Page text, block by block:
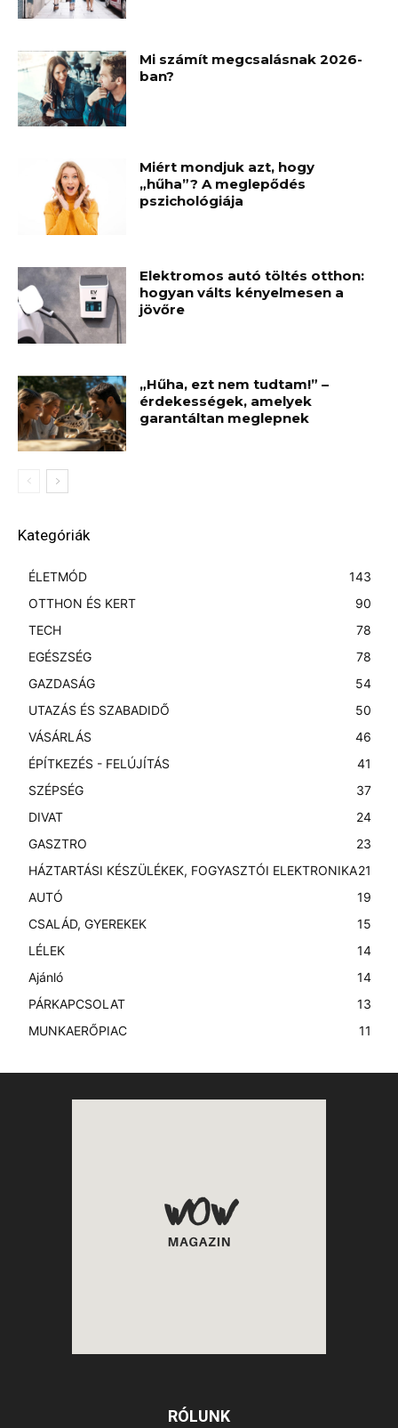
Mi számít megcsalásnak 2026-
ban?
Miért mondjuk azt, hogy
„hűha”? A meglepődés
pszichológiája
Elektromos autó töltés otthon:
hogyan válts kényelmesen a
jövőre
„Hűha, ezt nem tudtam!” –
érdekességek, amelyek
garantáltan meglepnek
Kategóriák
ÉLETMÓD
143
OTTHON ÉS KERT
90
TECH
78
EGÉSZSÉG
78
GAZDASÁG
54
UTAZÁS ÉS SZABADIDŐ
50
VÁSÁRLÁS
46
ÉPÍTKEZÉS - FELÚJÍTÁS
41
SZÉPSÉG
37
DIVAT
24
GASZTRO
23
HÁZTARTÁSI KÉSZÜLÉKEK, FOGYASZTÓI ELEKTRONIKA21
AUTÓ
19
CSALÁD, GYEREKEK
15
LÉLEK
14
Ajánló
14
PÁRKAPCSOLAT
13
MUNKAERŐPIAC
11
RÓLUNK